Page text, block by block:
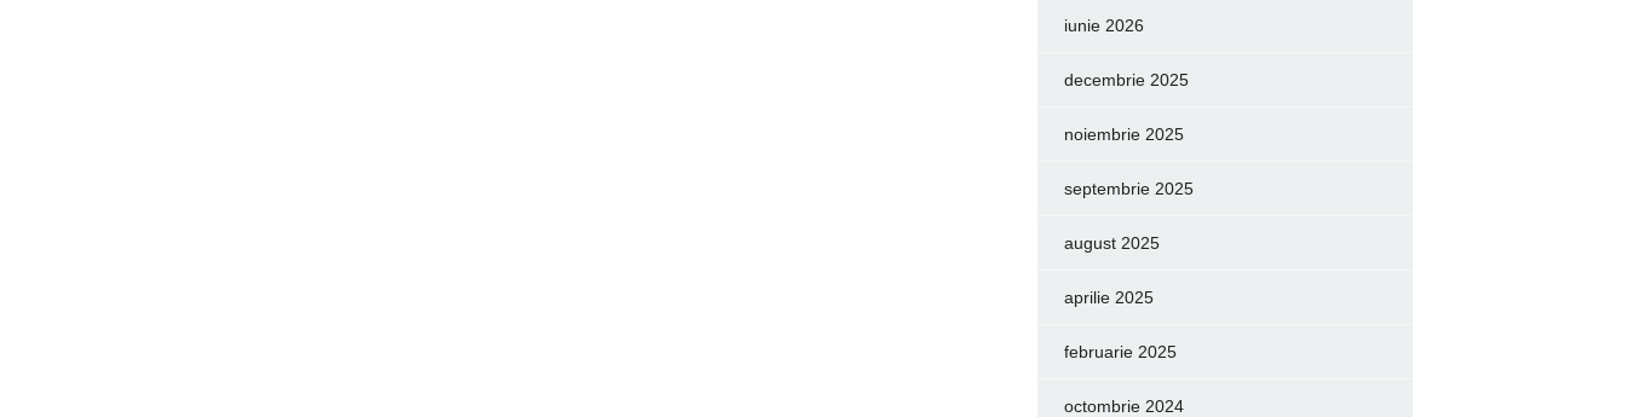
iunie 2026
decembrie 2025
noiembrie 2025
septembrie 2025
august 2025
aprilie 2025
februarie 2025
octombrie 2024